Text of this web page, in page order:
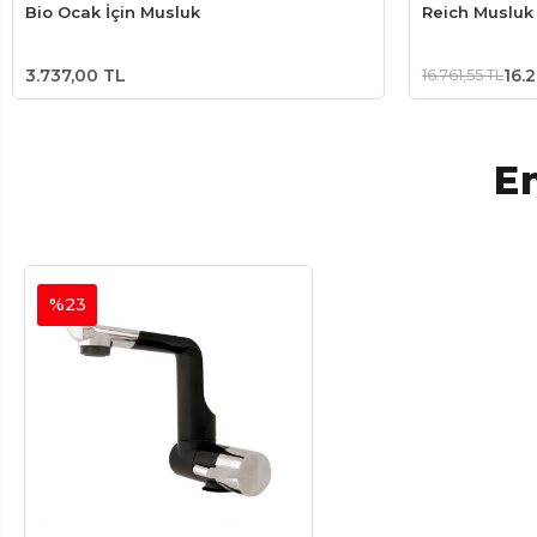
Bio Ocak İçin Musluk
3.737,00 TL
Reich Musluk
16.761,55 TL
%23